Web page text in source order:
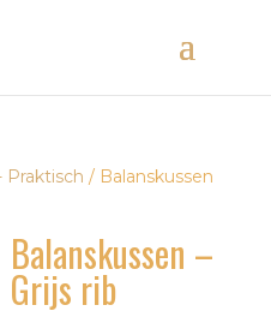
Praktisch / Balanskussen
Balanskussen –
Grijs rib